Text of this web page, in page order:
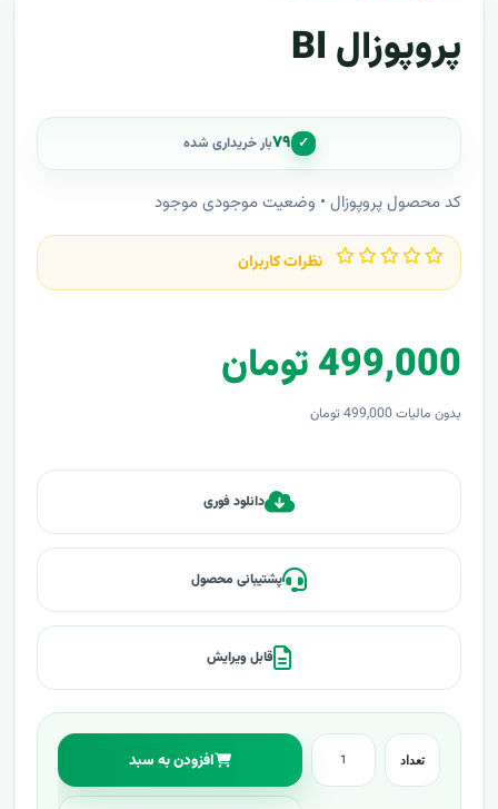
پروپوزال BI
✓ ۷۹بار خریداری شده
کد محصول پروپوزال • وضعیت موجودی موجود
نظرات کاربران
499,000 تومان
بدون مالیات 499,000 تومان
دانلود فوری
پشتیبانی محصول
قابل ویرایش
تعداد افزودن به سبد